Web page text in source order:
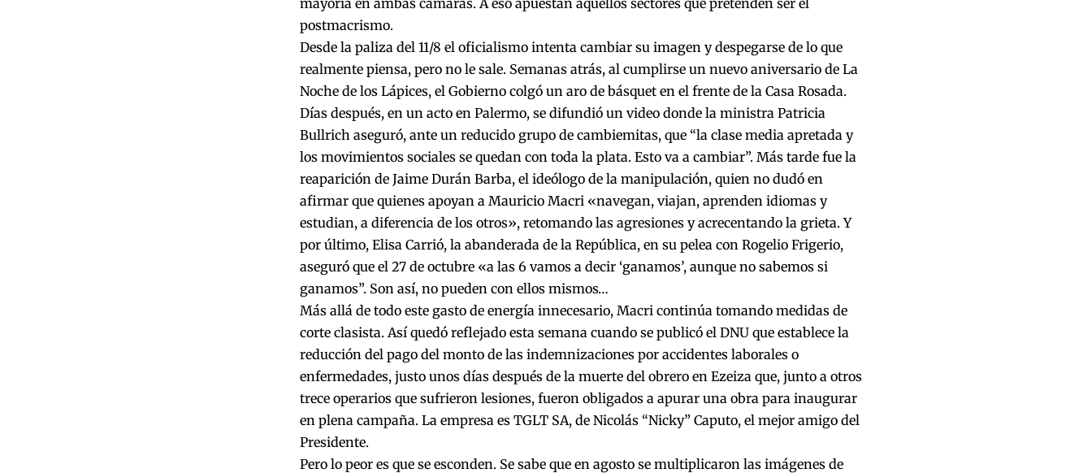
postmacrismo.
Desde la paliza del 11/8 el oficialismo intenta cambiar su imagen y despegarse de lo que
realmente piensa, pero no le sale. Semanas atrás, al cumplirse un nuevo aniversario de La
Noche de los Lápices, el Gobierno colgó un aro de básquet en el frente de la Casa Rosada.
Días después, en un acto en Palermo, se difundió un video donde la ministra Patricia
Bullrich aseguró, ante un reducido grupo de cambiemitas, que “la clase media apretada y
los movimientos sociales se quedan con toda la plata. Esto va a cambiar”. Más tarde fue la
reaparición de Jaime Durán Barba, el ideólogo de la manipulación, quien no dudó en
afirmar que quienes apoyan a Mauricio Macri «navegan, viajan, aprenden idiomas y
estudian, a diferencia de los otros», retomando las agresiones y acrecentando la grieta. Y
por último, Elisa Carrió, la abanderada de la República, en su pelea con Rogelio Frigerio,
aseguró que el 27 de octubre «a las 6 vamos a decir ‘ganamos’, aunque no sabemos si
ganamos”. Son así, no pueden con ellos mismos…
Más allá de todo este gasto de energía innecesario, Macri continúa tomando medidas de
corte clasista. Así quedó reflejado esta semana cuando se publicó el DNU que establece la
reducción del pago del monto de las indemnizaciones por accidentes laborales o
enfermedades, justo unos días después de la muerte del obrero en Ezeiza que, junto a otros
trece operarios que sufrieron lesiones, fueron obligados a apurar una obra para inaugurar
en plena campaña. La empresa es TGLT SA, de Nicolás “Nicky” Caputo, el mejor amigo del
Presidente.
Pero lo peor es que se esconden. Se sabe que en agosto se multiplicaron las imágenes de